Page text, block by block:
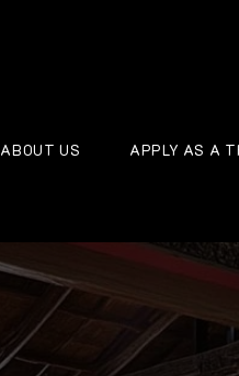
ABOUT US APPLY AS A